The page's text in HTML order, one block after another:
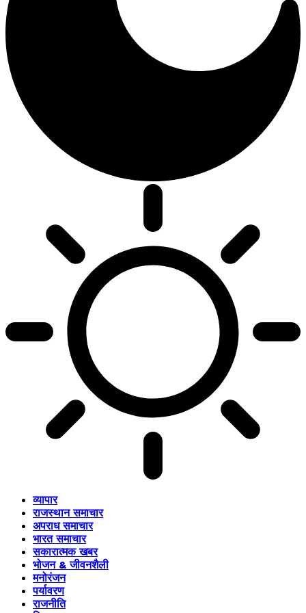
व्यापार
राजस्थान समाचार
अपराध समाचार
भारत समाचार
सकारात्मक खबर
भोजन & जीवनशैली
मनोरंजन
पर्यावरण
राजनीति